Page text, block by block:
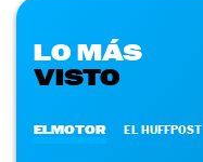
LO MÁS
VISTO
ELMOTOR EL HUFFPOST